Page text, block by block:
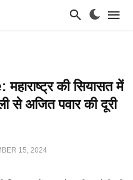
की सियासत में
से अजित पवार की दूरी
15, 2024